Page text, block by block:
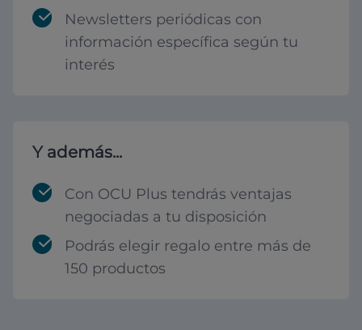
Newsletters periódicas con
información específica según tu
interés
Y además...
Con OCU Plus tendrás ventajas
negociadas a tu disposición
Podrás elegir regalo entre más de
150 productos